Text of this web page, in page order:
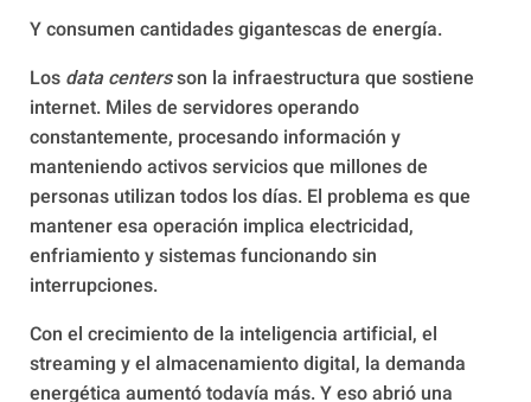
Y consumen cantidades gigantescas de energía.
Los data centersson la infraestructura que sostiene
internet. Miles de servidores operando
constantemente, procesando información y
manteniendo activos servicios que millones de
personas utilizan todos los días. El problema es que
mantener esa operación implica electricidad,
enfriamiento y sistemas funcionando sin
interrupciones.
Con el crecimiento de la inteligencia artificial, el
streaming y el almacenamiento digital, la demanda
energética aumentó todavía más. Y eso abrió una